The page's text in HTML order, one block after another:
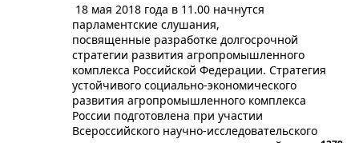
18 мая 2018 года в 11.00 начнутся
парламентские слушания,
посвященные разработке долгосрочной
стратегии развития агропромышленного
комплекса Российской Федерации. Стратегия
устойчивого социально-экономического
развития агропромышленного комплекса
России подготовлена при участии
Всероссийского научно-исследовательского